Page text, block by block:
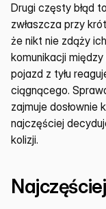
Drugi częsty błąd
zwłaszcza przy
że nikt nie zdąży
komunikacji
pojazd z tyłu
ciągnącego.
zajmuje dosłownie
najczęściej
kolizji.